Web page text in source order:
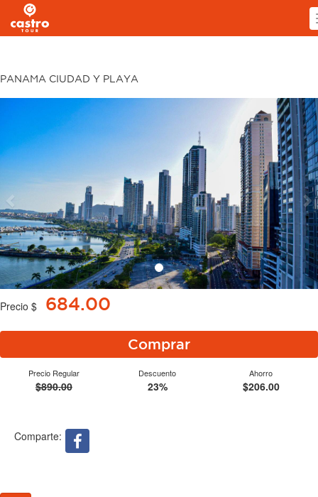
PANAMA CIUDAD Y PLAYA
Precio $ 684.00
Comprar
Precio Regular
$890.00
Descuento
23%
Ahorro
$206.00
Comparte: